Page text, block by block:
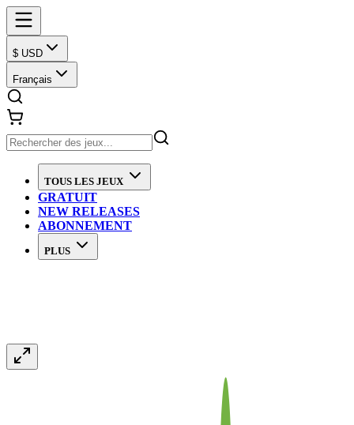
$ USD
Français
TOUS LES JEUX
GRATUIT
NEW RELEASES
ABONNEMENT
PLUS